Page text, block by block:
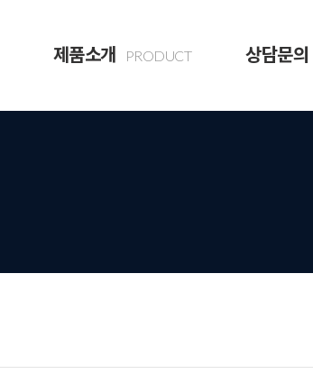
제품소개 PRODUCT 상담문의